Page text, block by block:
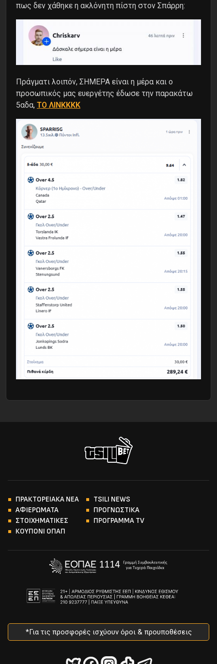
πως δεν χάθηκε η ακλόνητη πίστη στον Σπάρρη:
Πράγματι λοιπόν, ΣΗΜΕΡΑ είναι η μέρα και ο
προσωπικός μας ευεργέτης έδωσε την παρακάτω
5αδα, TO ΛΙΝΚΚΚΚ
ΠΡΑΚΤΟΡΕΙΑΚΑ ΝΕΑ
TSILI NEWS
ΑΦΙΕΡΩΜΑΤΑ
ΠΡΟΓΝΩΣΤΙΚΑ
ΣΤΟΙΧΗΜΑΤΙΚΕΣ
ΠΡΟΓΡΑΜΜΑ TV
ΚΟΥΠΟΝΙ ΟΠΑΠ
*Για τις προσφορές ισχύουν όροι & προυποθέσεις